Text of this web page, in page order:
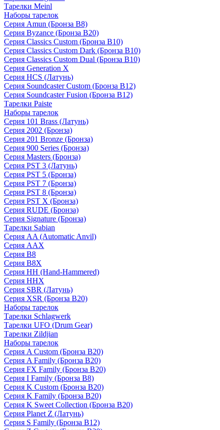
Тарелки Meinl
Наборы тарелок
Серия Amun (Бронза B8)
Серия Byzance (Бронза B20)
Серия Classics Custom (Бронза B10)
Серия Classics Custom Dark (Бронза B10)
Серия Classics Custom Dual (Бронза B10)
Серия Generation X
Серия HCS (Латунь)
Серия Soundcaster Custom (Бронза B12)
Серия Soundcaster Fusion (Бронза B12)
Тарелки Paiste
Наборы тарелок
Серия 101 Brass (Латунь)
Серия 2002 (Бронза)
Серия 201 Bronze (Бронза)
Серия 900 Series (Бронза)
Серия Masters (Бронза)
Серия PST 3 (Латунь)
Серия PST 5 (Бронза)
Серия PST 7 (Бронза)
Серия PST 8 (Бронза)
Серия PST X (Бронза)
Серия RUDE (Бронза)
Серия Signature (Бронза)
Тарелки Sabian
Серия AA (Automatic Anvil)
Серия AAX
Серия B8
Серия B8X
Серия HH (Hand-Hammered)
Серия HHX
Серия SBR (Латунь)
Серия XSR (Бронза B20)
Наборы тарелок
Тарелки Schlagwerk
Тарелки UFO (Drum Gear)
Тарелки Zildjian
Наборы тарелок
Серия A Custom (Бронза B20)
Серия A Family (Бронза B20)
Серия FX Family (Бронза B20)
Серия I Family (Бронза B8)
Серия K Custom (Бронза B20)
Серия K Family (Бронза B20)
Серия K Sweet Collection (Бронза B20)
Серия Planet Z (Латунь)
Серия S Family (Бронза B12)